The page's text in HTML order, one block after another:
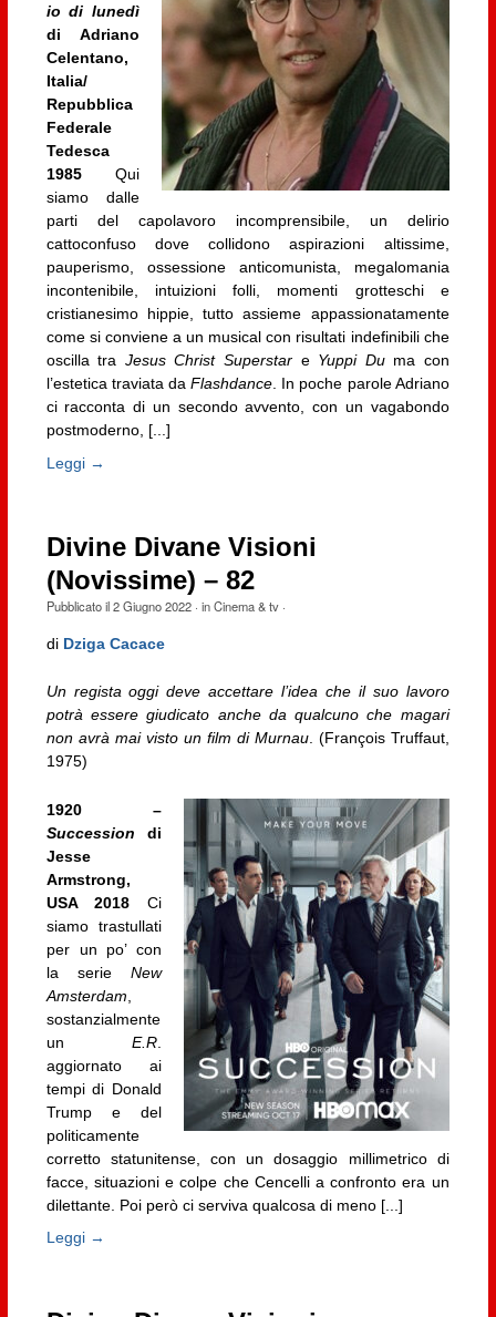
io di lunedì
di Adriano
Celentano,
Italia/
Repubblica
Federale
Tedesca
1985Qui
siamo dalle
parti del capolavoro incomprensibile, un delirio
cattoconfuso dove collidono aspirazioni altissime,
pauperismo, ossessione anticomunista, megalomania
incontenibile, intuizioni folli, momenti grotteschi e
cristianesimo hippie, tutto assieme appassionatamente
come si conviene a un musical con risultati indefinibili che
oscilla tra Jesus Christ Superstar e Yuppi Duma con
l’estetica traviata daFlashdance. In poche parole Adriano
ci racconta di un secondo avvento, con un vagabondo
postmoderno, [...]
Leggi →
Divine Divane Visioni
(Novissime) – 82
Pubblicato il2 Giugno 2022· inCinema & tv·
di Dziga Cacace
Un regista oggi deve accettare l’idea che il suo lavoro
potrà essere giudicato anche da qualcuno che magari
non avrà mai visto un film di Murnau. (François Truffaut,
1975)
1920 –
Succession di
Jesse
Armstrong,
USA 2018 Ci
siamo trastullati
per un po’ con
la serieNew
Amsterdam
sostanzialmente
unE.R
aggiornato ai
tempi di Donald
Trump e del
politicamente
corretto statunitense, con un dosaggio millimetrico di
facce, situazioni e colpe che Cencelli a confronto era un
dilettante. Poi però ci serviva qualcosa di meno [...]
Leggi →